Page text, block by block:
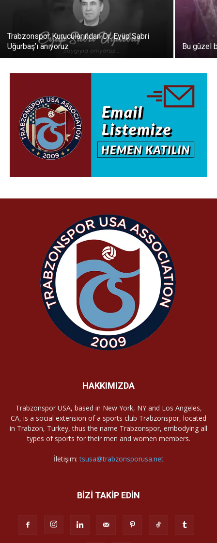
Trabzonspor Kurucularından Dr. Eyüp Sabri
Uğurbaş’ı anıyoruz
Bu güzel
HAKKIMIZDA
Trabzonspor USA, based in New York, NY and Los Angeles,
CA, is a social extension of a sports club Trabzonspor, located
in Trabzon, Turkey, thus the name Trabzonspor, embodying all
types of sports for their men and women members.
İletişim:tsusa@trabzonsporusa.net
BİZİ TAKİP EDİN